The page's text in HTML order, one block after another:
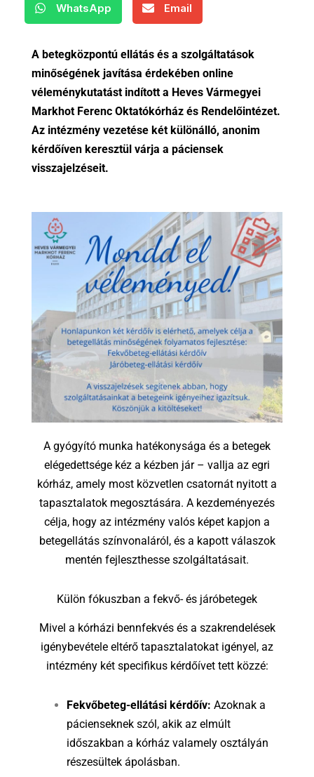
WhatsApp Email
A betegközpontú ellátás és a szolgáltatások
minőségének javítása érdekében online
véleménykutatást indított a Heves Vármegyei
Markhot Ferenc Oktatókórház és Rendelőintézet.
Az intézmény vezetése két különálló, anonim
kérdőíven keresztül várja a páciensek
visszajelzéseit.
A gyógyító munka hatékonysága és a betegek
elégedettsége kéz a kézben jár – vallja az egri
kórház, amely most közvetlen csatornát nyitott a
tapasztalatok megosztására. A kezdeményezés
célja, hogy az intézmény valós képet kapjon a
betegellátás színvonaláról, és a kapott válaszok
mentén fejleszthesse szolgáltatásait.
Külön fókuszban a fekvő- és járóbetegek
Mivel a kórházi bennfekvés és a szakrendelések
igénybevétele eltérő tapasztalatokat igényel, az
intézmény két specifikus kérdőívet tett közzé:
Fekvőbeteg-ellátási kérdőív: Azoknak a
pácienseknek szól, akik az elmúlt
időszakban a kórház valamely osztályán
részesültek ápolásban.